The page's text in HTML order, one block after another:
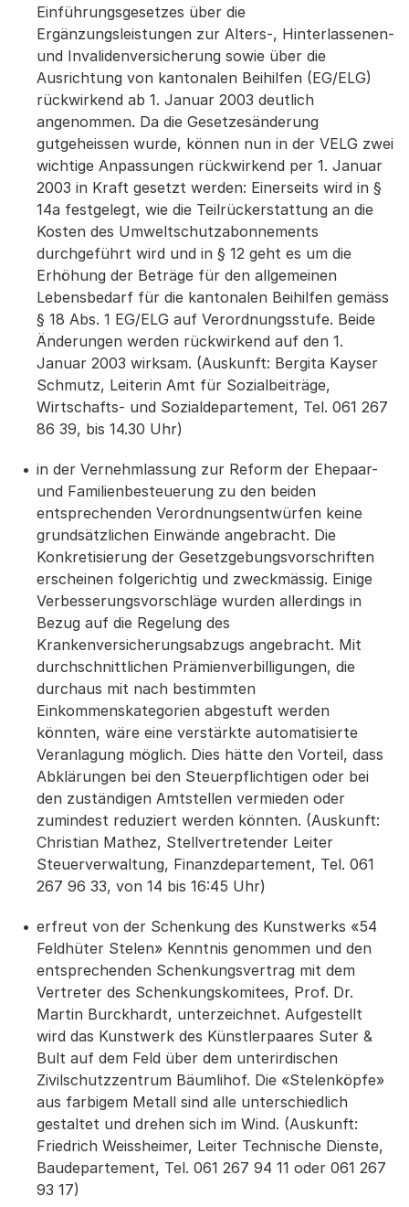
Einführungsgesetzes über die
Ergänzungsleistungen zur Alters-, Hinterlassenen-
und Invalidenversicherung sowie über die
Ausrichtung von kantonalen Beihilfen (EG/ELG)
rückwirkend ab 1. Januar 2003 deutlich
angenommen. Da die Gesetzesänderung
gutgeheissen wurde, können nun in der VELG zwei
wichtige Anpassungen rückwirkend per 1. Januar
2003 in Kraft gesetzt werden: Einerseits wird in §
14a festgelegt, wie die Teilrückerstattung an die
Kosten des Umweltschutzabonnements
durchgeführt wird und in § 12 geht es um die
Erhöhung der Beträge für den allgemeinen
Lebensbedarf für die kantonalen Beihilfen gemäss
§ 18 Abs. 1 EG/ELG auf Verordnungsstufe. Beide
Änderungen werden rückwirkend auf den 1.
Januar 2003 wirksam. (Auskunft: Bergita Kayser
Schmutz, Leiterin Amt für Sozialbeiträge,
Wirtschafts- und Sozialdepartement, Tel. 061 267
86 39, bis 14.30 Uhr)
in der Vernehmlassung zur Reform der Ehepaar-
und Familienbesteuerung zu den beiden
entsprechenden Verordnungsentwürfen keine
grundsätzlichen Einwände angebracht. Die
Konkretisierung der Gesetzgebungsvorschriften
erscheinen folgerichtig und zweckmässig. Einige
Verbesserungsvorschläge wurden allerdings in
Bezug auf die Regelung des
Krankenversicherungsabzugs angebracht. Mit
durchschnittlichen Prämienverbilligungen, die
durchaus mit nach bestimmten
Einkommenskategorien abgestuft werden
könnten, wäre eine verstärkte automatisierte
Veranlagung möglich. Dies hätte den Vorteil, dass
Abklärungen bei den Steuerpflichtigen oder bei
den zuständigen Amtstellen vermieden oder
zumindest reduziert werden könnten. (Auskunft:
Christian Mathez, Stellvertretender Leiter
Steuerverwaltung, Finanzdepartement, Tel. 061
267 96 33, von 14 bis 16:45 Uhr)
erfreut von der Schenkung des Kunstwerks «54
Feldhüter Stelen» Kenntnis genommen und den
entsprechenden Schenkungsvertrag mit dem
Vertreter des Schenkungskomitees, Prof. Dr.
Martin Burckhardt, unterzeichnet. Aufgestellt
wird das Kunstwerk des Künstlerpaares Suter &
Bult auf dem Feld über dem unterirdischen
Zivilschutzzentrum Bäumlihof. Die «Stelenköpfe»
aus farbigem Metall sind alle unterschiedlich
gestaltet und drehen sich im Wind. (Auskunft:
Friedrich Weissheimer, Leiter Technische Dienste,
Baudepartement, Tel. 061 267 94 11 oder 061 267
93 17)